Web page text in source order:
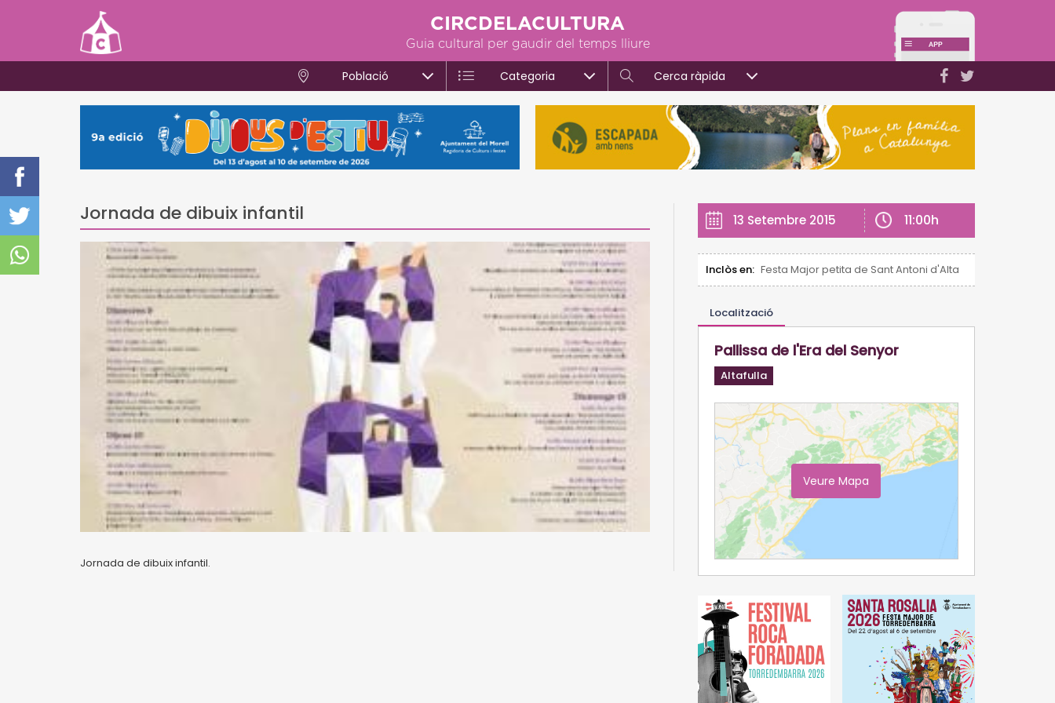
CIRCDELACULTURA
Guia cultural per gaudir del temps lliure
Població Categoria Cerca ràpida
Jornada de dibuix infantil
Jornada de dibuix infantil.
13 Setembre 2015 11:00h
Inclòs en: Festa Major petita de Sant Antoni d'Altafulla
Localització
Pallissa de l'Era del Senyor
Altafulla
Veure Mapa